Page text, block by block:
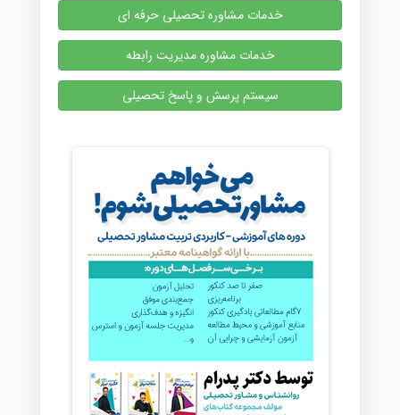
خدمات مشاوره تحصیلی حرفه ای
خدمات مشاوره مدیریت رابطه
سیستم پرسش و پاسخ تحصیلی